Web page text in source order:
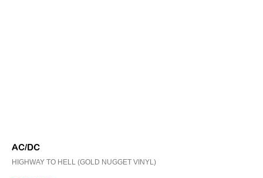
AC/DC
HIGHWAY TO HELL (GOLD NUGGET VINYL)